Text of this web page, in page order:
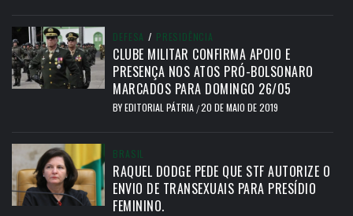
DEFESA / PRESIDÊNCIA
CLUBE MILITAR CONFIRMA APOIO E
PRESENÇA NOS ATOS PRÓ-BOLSONARO
MARCADOS PARA DOMINGO 26/05
BYEDITORIAL PÁTRIA /20 DE MAIO DE 2019
BRASIL
RAQUEL DODGE PEDE QUE STF AUTORIZE O
ENVIO DE TRANSEXUAIS PARA PRESÍDIO
FEMININO.